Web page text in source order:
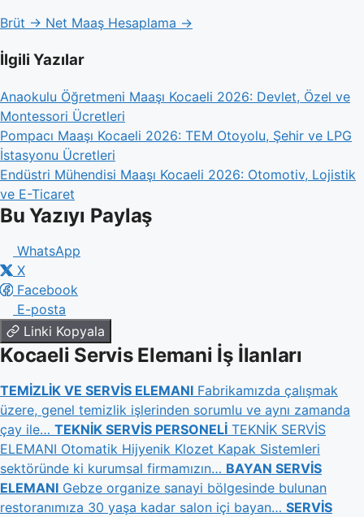
Brüt → Net Maaş Hesaplama →
İlgili Yazılar
Anaokulu Öğretmeni Maaşı Kocaeli 2026: Devlet, Özel ve
Montessori Ücretleri
Pompacı Maaşı Kocaeli 2026: TEM Otoyolu, Şehir ve LPG
İstasyonu Ücretleri
Endüstri Mühendisi Maaşı Kocaeli 2026: Otomotiv, Lojistik
ve E-Ticaret
Bu Yazıyı Paylaş
WhatsApp
X
Facebook
E-posta
Linki Kopyala
Kocaeli Servis Elemani İş İlanları
TEMİZLİK VE SERVİS ELEMANI Fabrikamızda çalışmak
üzere, genel temizlik işlerinden sorumlu ve aynı zamanda
çay ile… TEKNİK SERVİS PERSONELİ TEKNİK SERVİS
ELEMANI Otomatik Hijyenik Klozet Kapak Sistemleri
sektöründe ki kurumsal firmamızın… BAYAN SERVİS
ELEMANI Gebze organize sanayi bölgesinde bulunan
restoranımıza 30 yaşa kadar salon içi bayan… SERVİS